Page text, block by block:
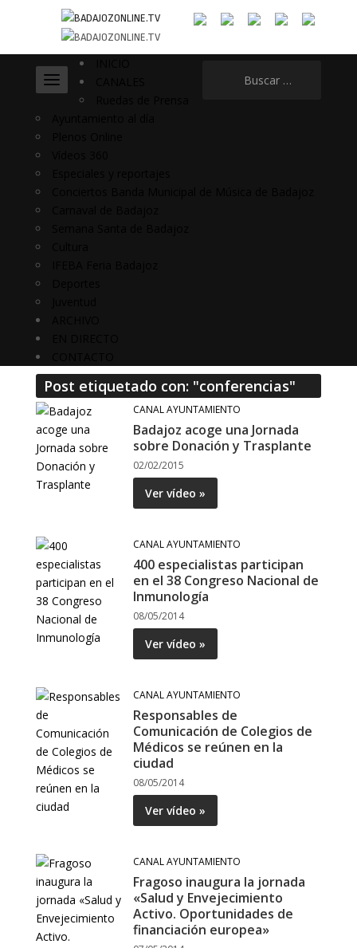
Post etiquetado con: "conferencias"
CANAL AYUNTAMIENTO
Badajoz acoge una Jornada
sobre Donación y Trasplante
02/02/2015
Ver vídeo »
CANAL AYUNTAMIENTO
400 especialistas participan
en el 38 Congreso Nacional de
Inmunología
08/05/2014
Ver vídeo »
CANAL AYUNTAMIENTO
Responsables de
Comunicación de Colegios de
Médicos se reúnen en la
ciudad
08/05/2014
Ver vídeo »
CANAL AYUNTAMIENTO
Fragoso inaugura la jornada
«Salud y Envejecimiento
Activo. Oportunidades de
financiación europea»